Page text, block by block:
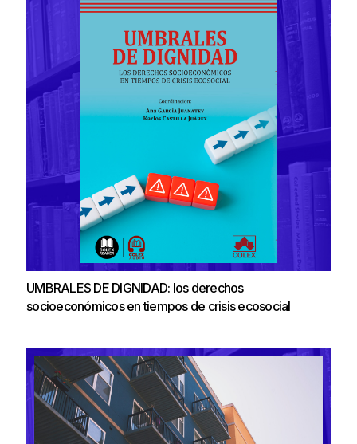
UMBRALES DE DIGNIDAD: los derechos
socioeconómicos en tiempos de crisis ecosocial